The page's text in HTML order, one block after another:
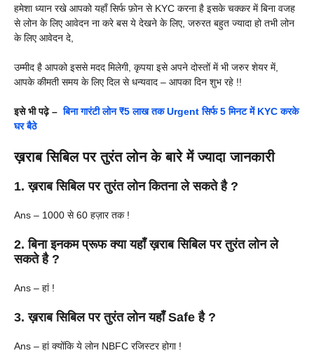
हमेशा ध्यान रखे आपको यहाँ सिर्फ फ़ोन से KYC करना है इसके चक्कर में बिना वजह
से लोन के लिए आवेदन ना करे बस ये देखने के लिए, जरुरत बहुत ज्यादा हो तभी लोन
के लिए आवेदन दे,
उम्मीद है आपको इससे मदद मिलेगी, कृपया इसे अपने दोस्तों में भी जरुर शेयर में,
आपके कीमती समय के लिए दिल से धन्यवाद – आपका दिन शुभ रहे !!
इसे भी पढ़े –बिना गारंटी लोन ₹5 लाख तक Urgent सिर्फ 5 मिनट में KYC करके
घर बैठे
ख़राब सिबिल पर तुरंत लोन के बारे में ज्यादा जानकारी
1. ख़राब सिबिल पर तुरंत लोन कितना ले सकते है ?
Ans – 1000 से 60 हज़ार तक !
2. बिना इनकम प्रूफ क्या यहाँ ख़राब सिबिल पर तुरंत लोन ले
सकते है ?
Ans – हां !
3. ख़राब सिबिल पर तुरंत लोन यहाँ Safe है ?
Ans – हां क्योंकि ये लोन NBFC रजिस्टर होगा !